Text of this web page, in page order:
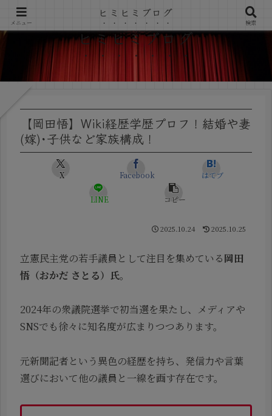
ヒミヒミブログ
【岡田悟】Wiki経歴学歴プロフ！結婚や妻
(嫁)･子供など家族構成！
X Facebook はてブ
LINE コピー
2025.10.24 2025.10.25
立憲民主党の若手議員として注目を集めている岡田
悟（おかだ さとる）氏。
2024年の衆議院選挙で初当選を果たし、メディアや
SNSでも徐々に知名度が広まりつつあります。
元新聞記者という異色の経歴を持ち、発信力や言葉
選びにおいて他の議員と一線を画す存在です。
メニュー
ヒミヒミブログ
検索